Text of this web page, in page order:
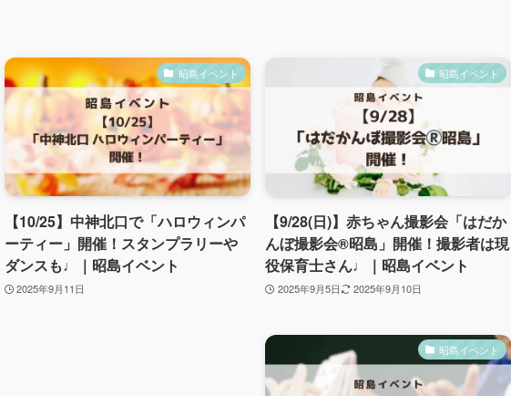
昭島イベント
【10/25】中神北口で「ハロウィンパ
ーティー」開催！スタンプラリーや
ダンスも♩｜昭島イベント
2025年9月11日
昭島イベント
【9/28(日)】赤ちゃん撮影会「はだか
んぼ撮影会®︎昭島」開催！撮影者は現
役保育士さん♩｜昭島イベント
2025年9月5日 2025年9月10日
昭島イベント